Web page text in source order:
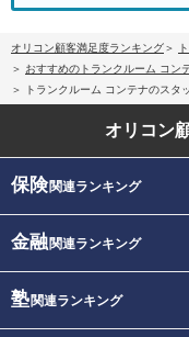
オリコン顧客満足度ランキング
おすすめのトランクルーム コン
トランクルーム コンテナのスタ
オリコン
保険関連ランキング
金融関連ランキング
塾関連ランキング